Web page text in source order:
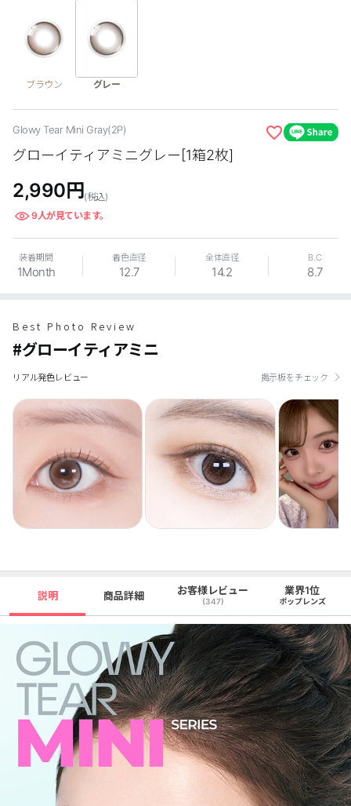
EYEしてる
総合掲示板
カスタマーサービス
ショッピングガイド
アプリダウンロード
INSTAGRAM TWITTER FACEBOOK
ブラウン グレー
Glowy Tear Mini Gray(2P)
グローイティアミニグレー[1箱2枚]
2,990円(税込)
9人が見ています。
装着期間
1Month
着色直径
12.7
全体直径
14.2
B.C
8.7
Best Photo Review
#グローイティアミニ
リアル発色レビュー 掲示板をチェック
説明 商品詳細 お客様レビュー
(347)
業界1位
ポップレンズ